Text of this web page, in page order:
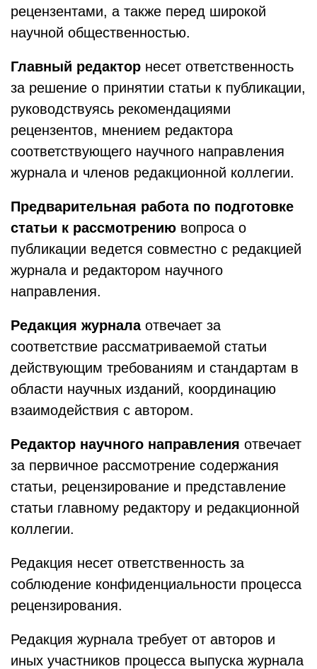
рецензентами, а также перед широкой
научной общественностью.
Главный редактор несет ответственность
за решение о принятии статьи к публикации,
руководствуясь рекомендациями
рецензентов, мнением редактора
соответствующего научного направления
журнала и членов редакционной коллегии.
Предварительная работа по подготовке
статьи к рассмотрению вопроса о
публикации ведется совместно с редакцией
журнала и редактором научного
направления.
Редакция журналаотвечает за
соответствие рассматриваемой статьи
действующим требованиям и стандартам в
области научных изданий, координацию
взаимодействия с автором.
Редактор научного направления отвечает
за первичное рассмотрение содержания
статьи, рецензирование и представление
статьи главному редактору и редакционной
коллегии.
Редакция несет ответственность за
соблюдение конфиденциальности процесса
рецензирования.
Редакция журнала требует от авторов и
иных участников процесса выпуска журнала